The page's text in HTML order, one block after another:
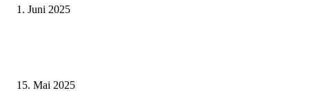
1. Juni 2025
15. Mai 2025